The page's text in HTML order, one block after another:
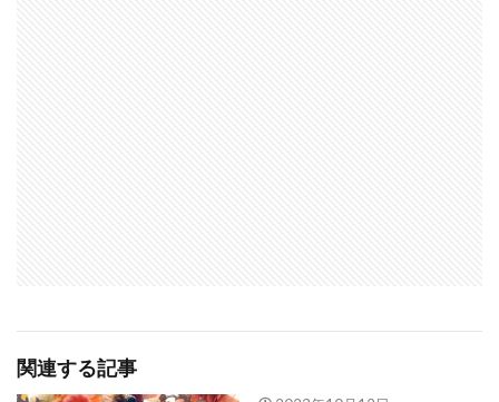
関連する記事